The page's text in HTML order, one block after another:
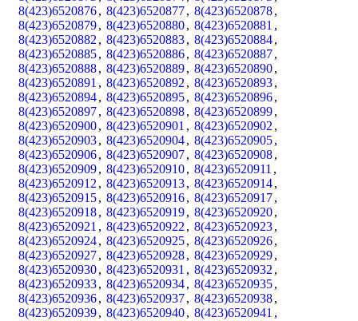
8(423)6520876, 8(423)6520877, 8(423)6520878,
8(423)6520879, 8(423)6520880, 8(423)6520881 ,
8(423)6520882 , 8(423)6520883, 8(423)6520884,
8(423)6520885, 8(423)6520886, 8(423)6520887,
8(423)6520888, 8(423)6520889, 8(423)6520890,
8(423)6520891 , 8(423)6520892 , 8(423)6520893,
8(423)6520894, 8(423)6520895, 8(423)6520896,
8(423)6520897, 8(423)6520898, 8(423)6520899,
8(423)6520900, 8(423)6520901 , 8(423)6520902 ,
8(423)6520903, 8(423)6520904, 8(423)6520905,
8(423)6520906, 8(423)6520907, 8(423)6520908,
8(423)6520909, 8(423)6520910, 8(423)6520911 ,
8(423)6520912 , 8(423)6520913, 8(423)6520914,
8(423)6520915, 8(423)6520916, 8(423)6520917,
8(423)6520918, 8(423)6520919, 8(423)6520920,
8(423)6520921 , 8(423)6520922 , 8(423)6520923,
8(423)6520924, 8(423)6520925, 8(423)6520926,
8(423)6520927, 8(423)6520928, 8(423)6520929,
8(423)6520930, 8(423)6520931 , 8(423)6520932 ,
8(423)6520933, 8(423)6520934, 8(423)6520935,
8(423)6520936, 8(423)6520937, 8(423)6520938,
8(423)6520939, 8(423)6520940, 8(423)6520941 ,